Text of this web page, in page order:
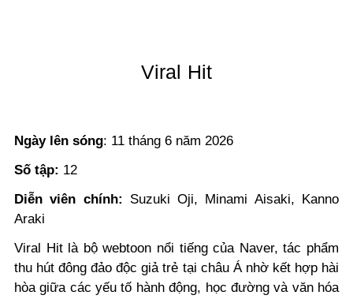
Viral Hit
Ngày lên sóng: 11 tháng 6 năm 2026
Số tập: 12
Diễn viên chính: Suzuki Oji, Minami Aisaki, Kanno
Araki
Viral Hit là bộ webtoon nổi tiếng của Naver, tác phẩm
thu hút đông đảo độc giả trẻ tại châu Á nhờ kết hợp hài
hòa giữa các yếu tố hành động, học đường và văn hóa